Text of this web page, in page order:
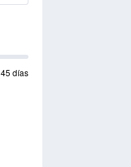
45 días